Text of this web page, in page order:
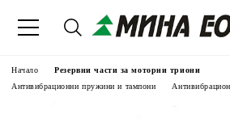
Начало
Резервни части за моторни триони
Антивибрационни пружини и тампони